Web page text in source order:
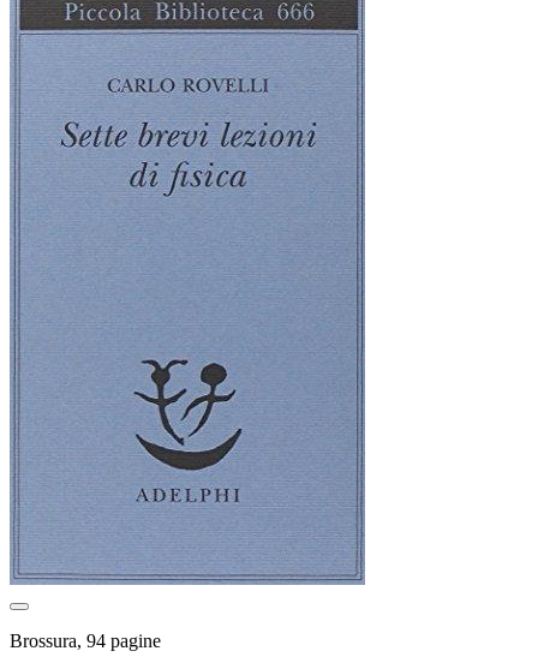
Brossura, 94 pagine